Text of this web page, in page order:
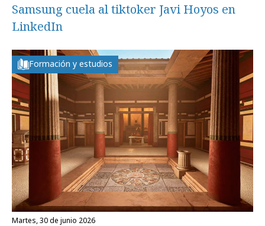
Samsung cuela al tiktoker Javi Hoyos en
LinkedIn
Formación y estudios
martes, 30 de junio 2026